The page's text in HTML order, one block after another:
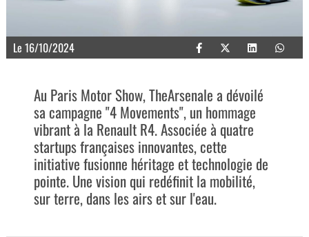
Le 16/10/2024
Au Paris Motor Show, TheArsenale a dévoilé
sa campagne "4 Movements", un hommage
vibrant à la Renault R4. Associée à quatre
startups françaises innovantes, cette
initiative fusionne héritage et technologie de
pointe. Une vision qui redéfinit la mobilité,
sur terre, dans les airs et sur l'eau.